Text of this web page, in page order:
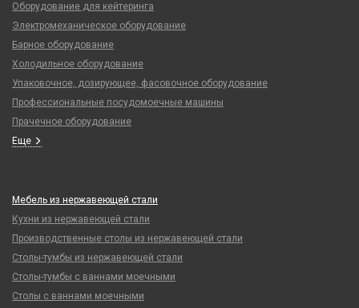
Оборудование для кейтеринга
Электромеханическое оборудование
Барное оборудование
Холодильное оборудование
Упаковочное, дозирующее, фасовочное оборудование
Профессиональные посудомоечные машины
Прачечное оборудование
Еще
Мебель из нержавеющей стали
Кухни из нержавеющей стали
Производственные столы из нержавеющей стали
Столы-тумбы из нержавеющей стали
Столы-тумбы с ваннами моечными
Столы с ваннами моечными